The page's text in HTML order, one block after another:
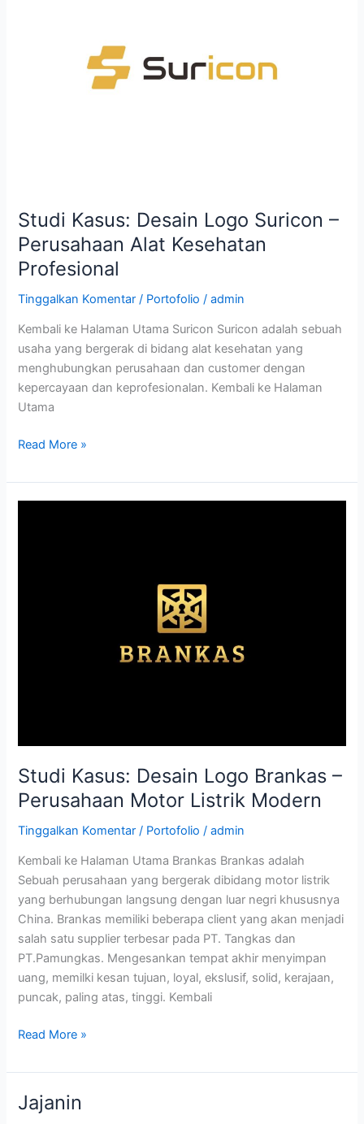
Studi Kasus: Desain Logo Suricon –
Perusahaan Alat Kesehatan
Profesional
Tinggalkan Komentar / Portofolio /admin
Kembali ke Halaman Utama Suricon Suricon adalah sebuah
usaha yang bergerak di bidang alat kesehatan yang
menghubungkan perusahaan dan customer dengan
kepercayaan dan keprofesionalan. Kembali ke Halaman
Utama
Read More »
Studi Kasus: Desain Logo Brankas –
Perusahaan Motor Listrik Modern
Tinggalkan Komentar / Portofolio /admin
Kembali ke Halaman Utama Brankas Brankas adalah
Sebuah perusahaan yang bergerak dibidang motor listrik
yang berhubungan langsung dengan luar negri khususnya
China. Brankas memiliki beberapa client yang akan menjadi
salah satu supplier terbesar pada PT. Tangkas dan
PT.Pamungkas. Mengesankan tempat akhir menyimpan
uang, memilki kesan tujuan, loyal, ekslusif, solid, kerajaan,
puncak, paling atas, tinggi. Kembali
Read More »
Jajanin
Jajanin